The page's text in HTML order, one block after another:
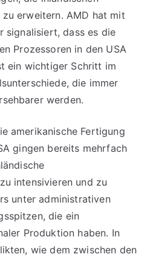
erweitern. AMD hat mit
signalisiert, dass es die
Prozessoren in den USA
ein wichtiger Schritt im
die immer
werden.
amerikanische Fertigung
gingen bereits mehrfach
intensivieren und zu
unter administrativen
die ein
Produktion haben. In
wie dem zwischen den